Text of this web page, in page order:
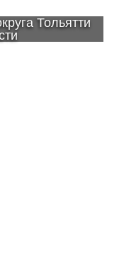
Тольятти